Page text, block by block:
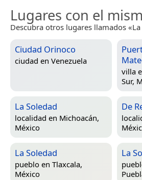
Lugares con el
Descubra otros lugares llamados «La
Ciudad Orinoco
ciudad en Venezuela
villa
Sur,
La Soledad
localidad en Michoacán,
México
De
La Soledad
pueblo en Tlaxcala,
México
La